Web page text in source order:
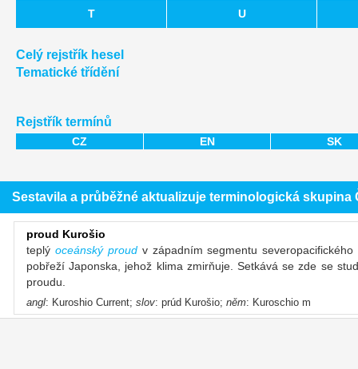
T U
Celý rejstřík hesel
Tematické třídění
Rejstřík termínů
CZ EN SK
Sestavila a průběžné aktualizuje terminologická
proud Kurošio
teplý oceánský proudv západním segmentu
pobřeží Japonska, jehož klima zmirňuje. Setkává se zde se
proudu.
angl: Kuroshio Current; slov: prúd Kurošio; něm: Kuroschio m